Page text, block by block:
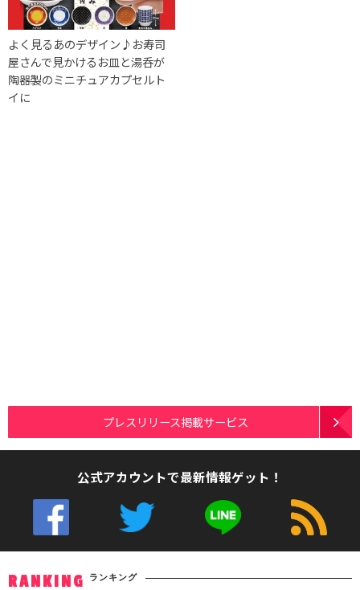
よく見るあのデザイン♪お寿司
屋さんで見かけるお皿と湯呑が
陶器製のミニチュアカプセルト
イに
プレスリリース掲載サービス
公式アカウントで最新情報ゲット！
RANKING ランキング